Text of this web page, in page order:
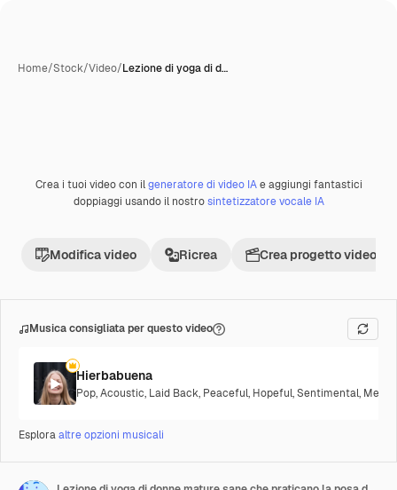
Home/Stock/Video/Lezione di yoga di d…
Premium
Crea i tuoi video con ilgeneratore di video IAe aggiungi fantastici
doppiaggi usando il nostrosintetizzatore vocale IA
Modifica video Ricrea Crea progetto video
Musica consigliata per questo video
Hierbabuena
Pop,Acoustic, Laid Back, Peaceful, Hopeful,Sentimental,
Esploraaltre opzioni musicali